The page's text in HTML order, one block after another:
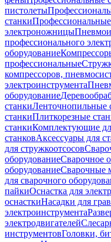
пистолеты
станкиПрофессиональные
электроножницы
профессионального
оборудование
профессиональные
компрессоров,
электроинструмента
оборудование
станкиЛенточнопильные
станкиПлиткорезные
станкиКомплектующие
станковАксессуары для
для стружкоотсосов
оборудованиеСварочное
оборудованиеСварочные
для сварочного
пайкиОснастка для
оснасткиНасадки для
электроинструмента
электродвигателей
инструментовГоловки,